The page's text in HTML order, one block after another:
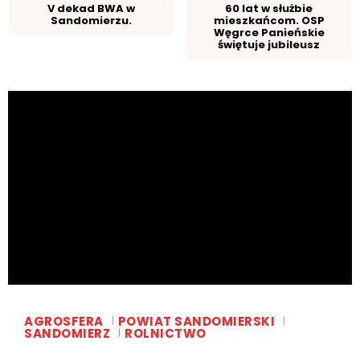
V dekad BWA w
Sandomierzu.
60 lat w służbie
mieszkańcom. OSP
Węgrce Panieńskie
świętuje jubileusz